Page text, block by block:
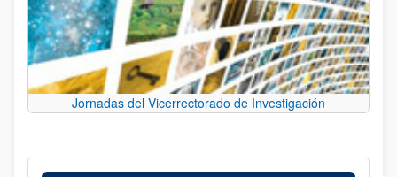
Jornadas del Vicerrectorado de Investigación